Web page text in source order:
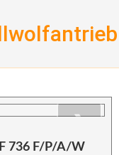
❯
736 F/P/A/W